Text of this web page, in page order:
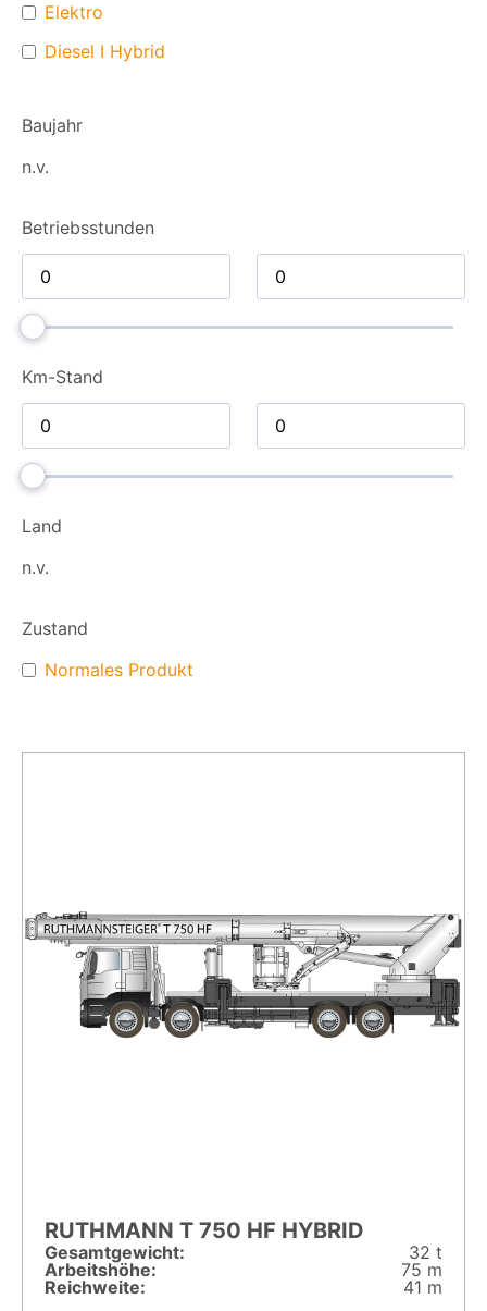
Elektro
Diesel I Hybrid
Baujahr
n.v.
Betriebsstunden
Km-Stand
Land
n.v.
Zustand
Normales Produkt
RUTHMANN T 750 HF HYBRID
Gesamt­gewicht:
32 t
Arbeitshöhe:
75 m
Reichweite:
41 m